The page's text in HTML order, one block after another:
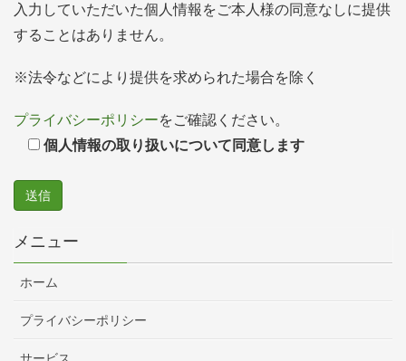
入力していただいた個人情報をご本人様の同意なしに提供
することはありません。
※法令などにより提供を求められた場合を除く
プライバシーポリシーをご確認ください。
個人情報の取り扱いについて同意します
メニュー
ホーム
プライバシーポリシー